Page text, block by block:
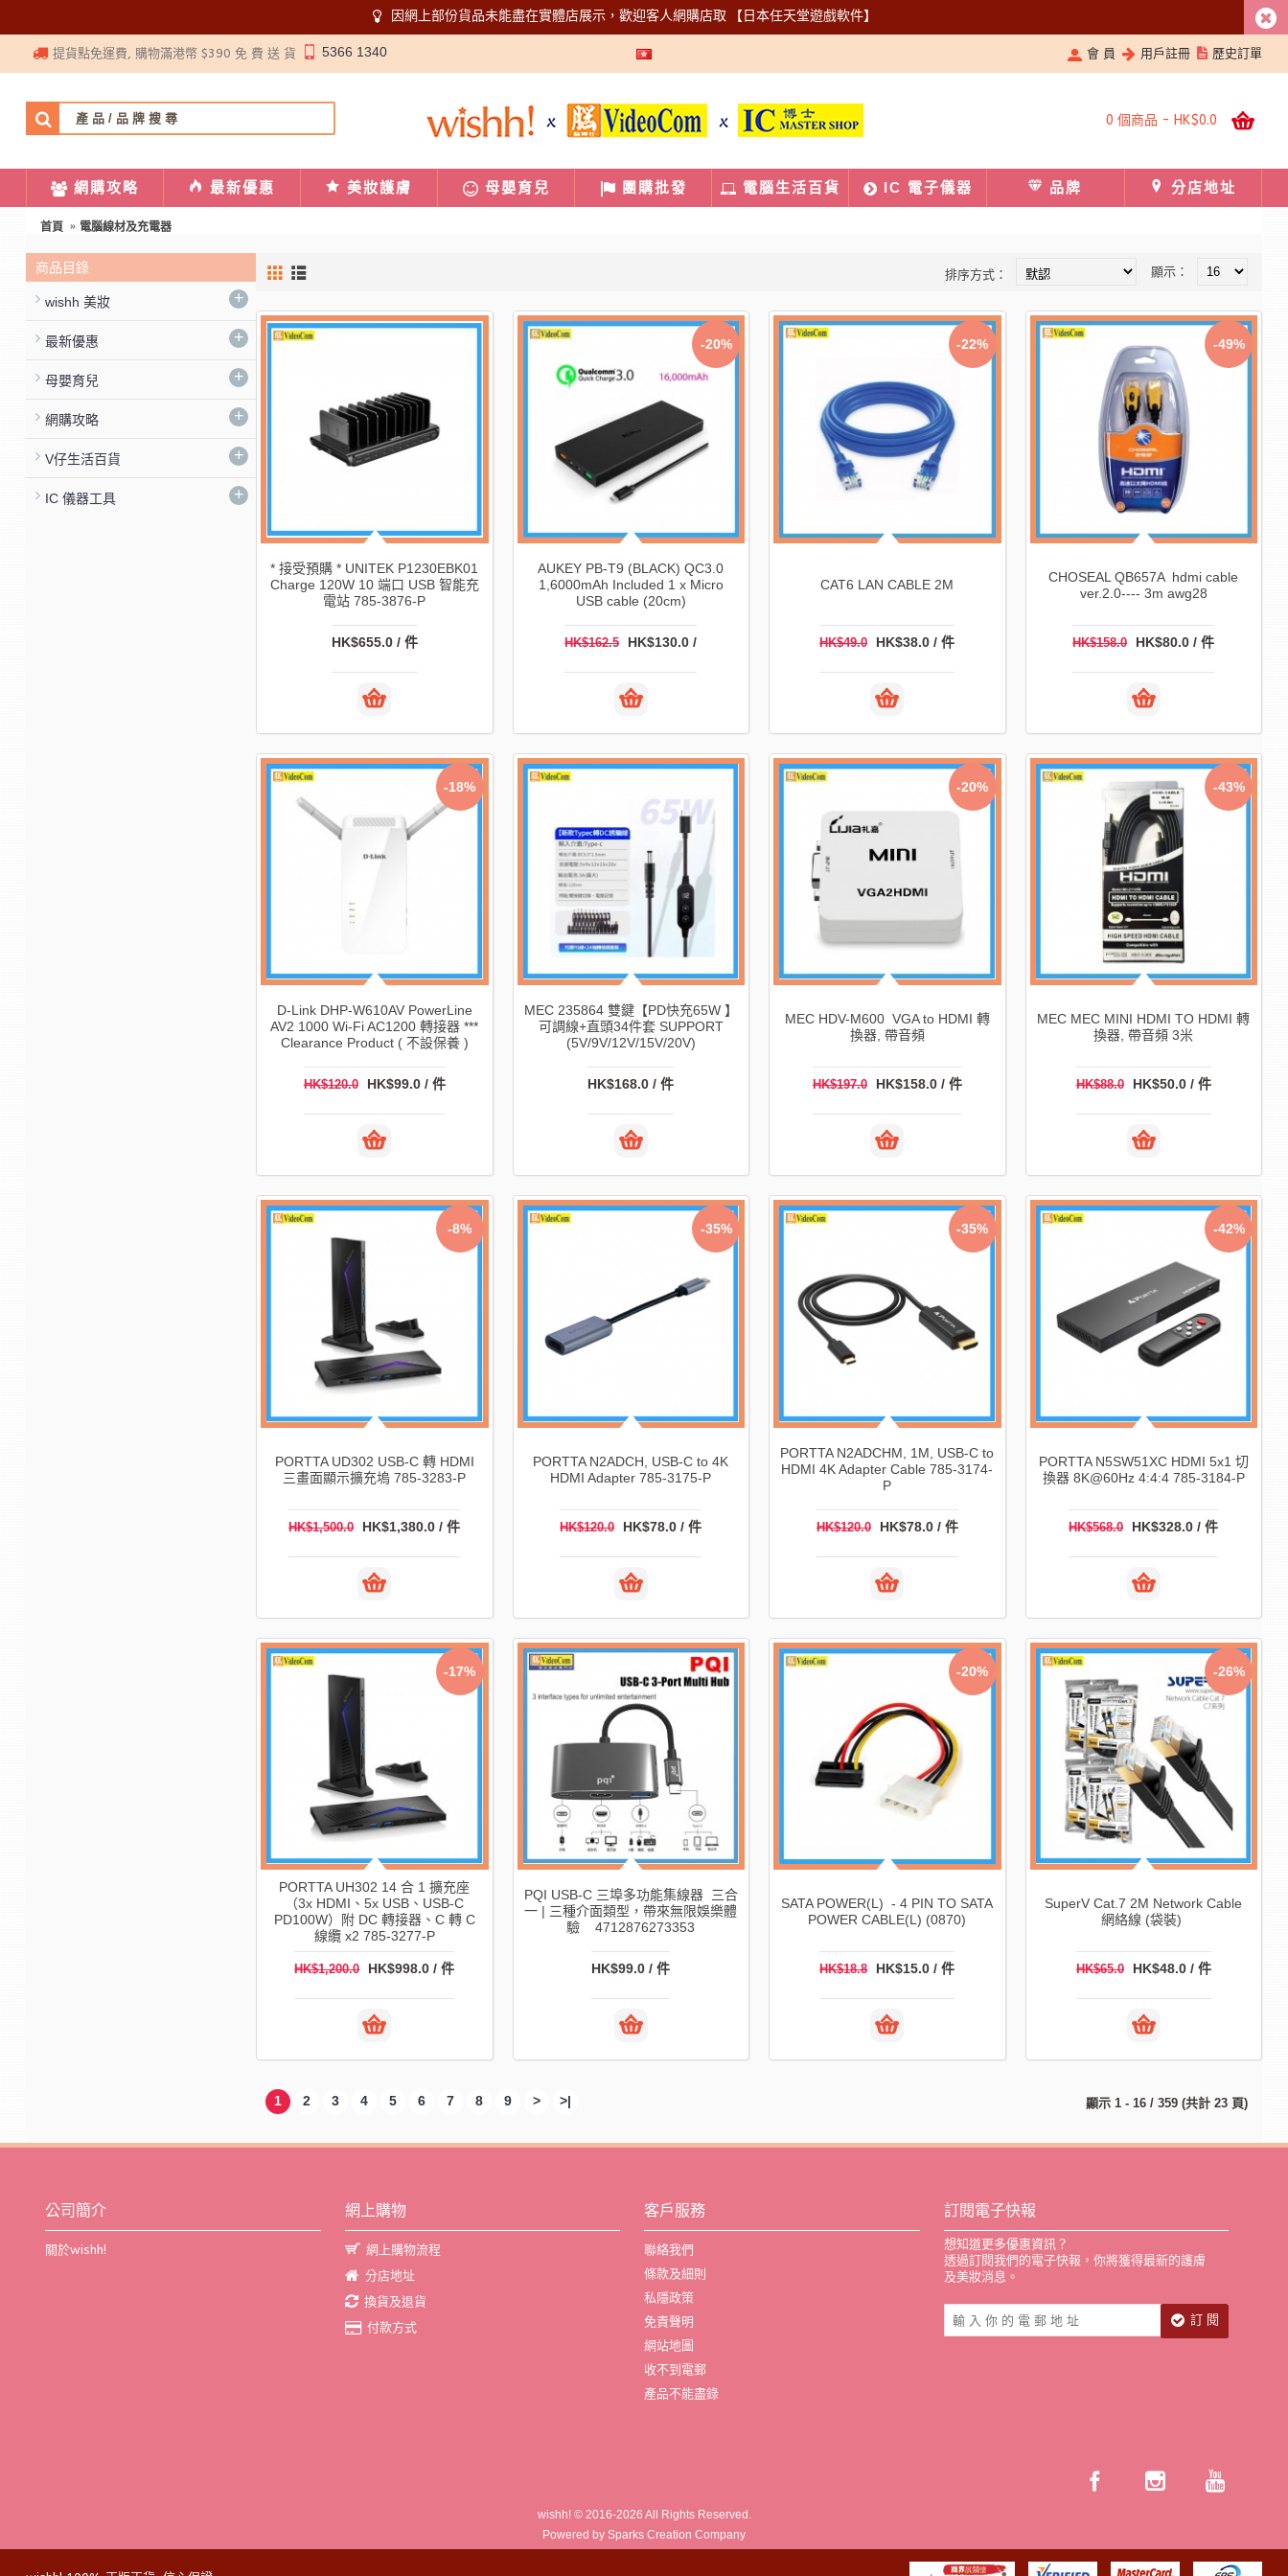
因網上部份貨品未能盡在實體店展示，歡迎客人網購店取 【日本任天堂遊戲軟件】
提貨點免運費, 購物滿港幣 $390 免 費 送 貨 5366 1340 會 員 用戶註冊 歷史訂單
0 個商品 - HK$0.0
網購攻略 最新優惠 美妝護膚 母嬰育兒 團購批發 電腦生活百貨 IC 電子儀器 品牌 分店地址
首頁 電腦線材及充電器
商品目錄
wishh 美妝 +
最新優惠 +
母嬰育兒 +
網購攻略 +
V仔生活百貨 +
IC 儀器工具 +
顯示：
排序方式：
* 接受預購 * UNITEK P1230EBK01
Charge 120W 10 端口 USB 智能充
電站 785-3876-P
HK$655.0 / 件
-20%
AUKEY PB-T9 (BLACK) QC3.0
1,6000mAh Included 1 x Micro
USB cable (20cm)
HK$162.5 HK$130.0 /
-22%
CAT6 LAN CABLE 2M
HK$49.0 HK$38.0 / 件
-49%
CHOSEAL QB657A hdmi cable
ver.2.0---- 3m awg28
HK$158.0 HK$80.0 / 件
-18%
D-Link DHP-W610AV PowerLine
AV2 1000 Wi-Fi AC1200 轉接器 ***
Clearance Product ( 不設保養 )
HK$120.0 HK$99.0 / 件
MEC 235864 雙鍵【PD快充65W 】
可調線+直頭34件套 SUPPORT
(5V/9V/12V/15V/20V)
HK$168.0 / 件
-20%
MEC HDV-M600 VGA to HDMI 轉
換器, 帶音頻
HK$197.0 HK$158.0 / 件
-43%
MEC MEC MINI HDMI TO HDMI 轉
換器, 帶音頻 3米
HK$88.0 HK$50.0 / 件
-8%
PORTTA UD302 USB-C 轉 HDMI
三畫面顯示擴充塢 785-3283-P
HK$1,500.0 HK$1,380.0 / 件
-35%
PORTTA N2ADCH, USB-C to 4K
HDMI Adapter 785-3175-P
HK$120.0 HK$78.0 / 件
-35%
PORTTA N2ADCHM, 1M, USB-C to
HDMI 4K Adapter Cable 785-3174-
P
HK$120.0 HK$78.0 / 件
-42%
PORTTA N5SW51XC HDMI 5x1 切
換器 8K@60Hz 4:4:4 785-3184-P
HK$568.0 HK$328.0 / 件
-17%
PORTTA UH302 14 合 1 擴充座
（3x HDMI、5x USB、USB-C
PD100W）附 DC 轉接器、C 轉 C
線纜 x2 785-3277-P
HK$1,200.0 HK$998.0 / 件
PQI USB-C 三埠多功能集線器 三合
一 | 三種介面類型，帶來無限娛樂體
驗 4712876273353
HK$99.0 / 件
-20%
SATA POWER(L) - 4 PIN TO SATA
POWER CABLE(L) (0870)
HK$18.8 HK$15.0 / 件
-26%
SuperV Cat.7 2M Network Cable
網絡線 (袋裝)
HK$65.0 HK$48.0 / 件
1 2 3 4 5 6 7 8 9 > >| 顯示 1 - 16 / 359 (共計 23 頁)
公司簡介
關於wishh!
網上購物
網上購物流程
分店地址
換貨及退貨
付款方式
客戶服務
聯絡我們
條款及細則
私隱政策
免責聲明
網站地圖
收不到電郵
產品不能盡錄
訂閱電子快報
想知道更多優惠資訊？
透過訂閱我們的電子快報，你將獲得最新的護膚
及美妝消息。
訂 閱
wishh! © 2016-2026 All Rights Reserved.
Powered by Sparks Creation Company